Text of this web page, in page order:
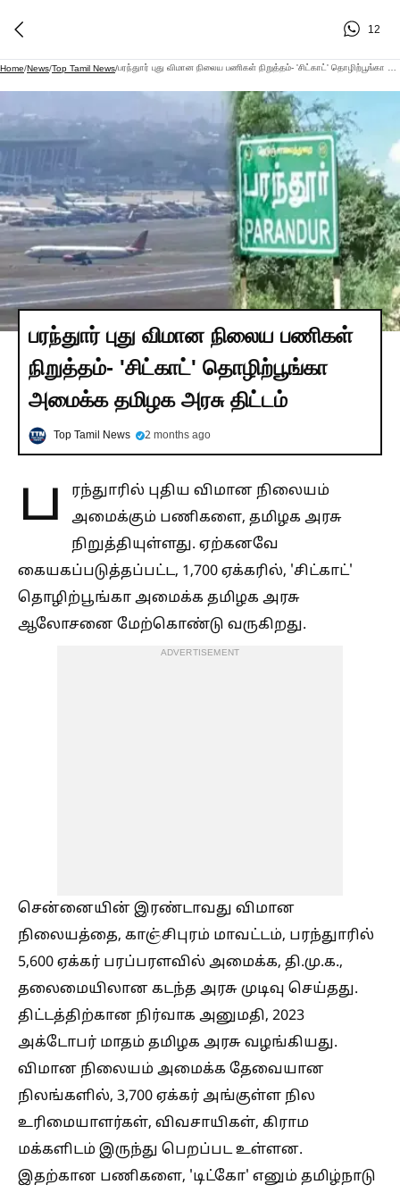
12
Home/News/Top Tamil News/
பரந்துார் புது விமான நிலைய பணிகள்
நிறுத்தம்- 'சிட்காட்' தொழிற்பூங்கா
அமைக்க தமிழக அரசு திட்டம்
Top Tamil News 2 months ago
ப
ரந்துாரில் புதிய விமான நிலையம்
அமைக்கும் பணிகளை, தமிழக அரசு
நிறுத்தியுள்ளது. ஏற்கனவே
கையகப்படுத்தப்பட்ட, 1,700 ஏக்கரில், 'சிட்காட்'
தொழிற்பூங்கா அமைக்க தமிழக அரசு
ஆலோசனை மேற்கொண்டு வருகிறது.
ADVERTISEMENT
சென்னையின் இரண்டாவது விமான
நிலையத்தை, காஞ்சிபுரம் மாவட்டம், பரந்துாரில்
5,600 ஏக்கர் பரப்பரளவில் அமைக்க, தி.மு.க.,
தலைமையிலான கடந்த அரசு முடிவு செய்தது.
திட்டத்திற்கான நிர்வாக அனுமதி, 2023
அக்டோபர் மாதம் தமிழக அரசு வழங்கியது.
விமான நிலையம் அமைக்க தேவையான
நிலங்களில், 3,700 ஏக்கர் அங்குள்ள நில
உரிமையாளர்கள், விவசாயிகள், கிராம
மக்களிடம் இருந்து பெறப்பட உள்ளன.
இதற்கான பணிகளை, 'டிட்கோ' எனும் தமிழ்நாடு